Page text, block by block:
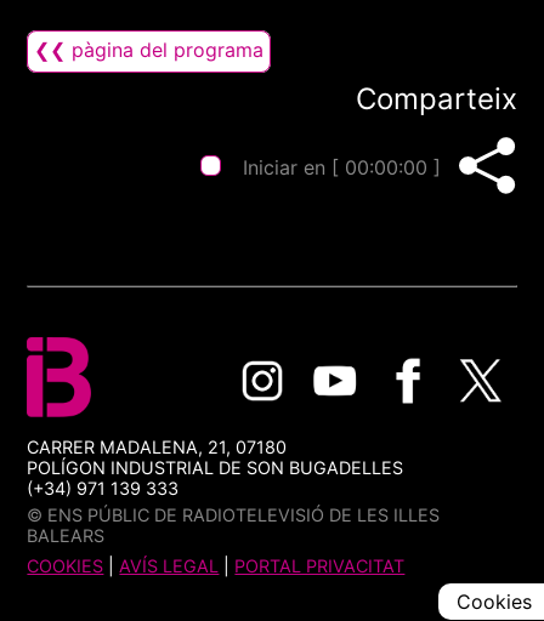
❮❮ pàgina del programa
Comparteix
Iniciar en [ 00:00:00 ]
CARRER MADALENA, 21, 07180
POLÍGON INDUSTRIAL DE SON BUGADELLES
(+34) 971 139 333
© ENS PÚBLIC DE RADIOTELEVISIÓ DE LES ILLES
BALEARS
COOKIES |AVÍS LEGAL PORTAL PRIVACITAT
Cookies